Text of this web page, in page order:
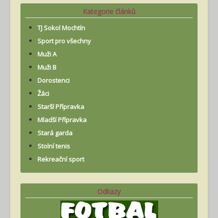
Kategorie článků
TJ Sokol Mochtín
Sport pro všechny
Muži A
Muži B
Dorostenci
Žáci
Starší Přípravka
Mladší Přípravka
Stará garda
Stolní tenis
Rekreační sport
Odkazy